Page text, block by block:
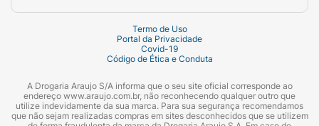
Termo de Uso
Portal da Privacidade
Covid-19
Código de Ética e Conduta
A Drogaria Araujo S/A informa que o seu site oficial corresponde ao
endereço www.araujo.com.br, não reconhecendo qualquer outro que
utilize indevidamente da sua marca. Para sua segurança recomendamos
que não sejam realizadas compras em sites desconhecidos que se utilizem